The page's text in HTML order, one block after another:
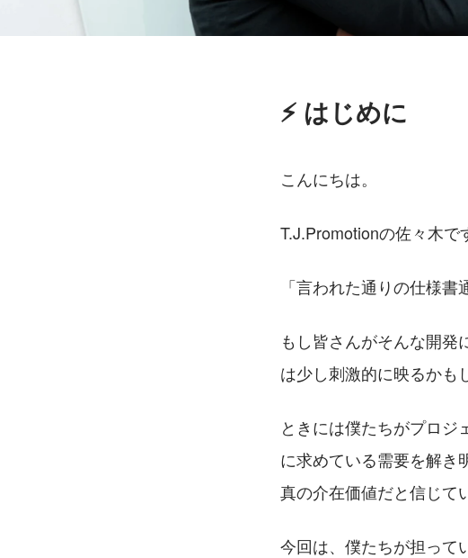
⚡️ はじめに
こんにちは。
T.J.Promotionの佐々木で
「言われた通りの仕様書
もし皆さんがそんな開
は少し刺激的に映るかも
ときには僕たちがプロジ
に求めている需要を解き
真の介在価値だと信じて
今回は、僕たちが担って